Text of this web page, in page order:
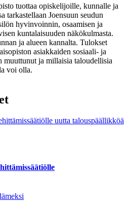
tuottaa opiskelijoille, kunnalle ja
tarkastellaan Joensuun seudun
hyvinvoinnin, osaamisen ja
kuntalaisuuden näkökulmasta.
ja alueen kannalta. Tulokset
asiakkaiden sosiaali- ja
muuttunut ja millaisia taloudellisia
voi olla.